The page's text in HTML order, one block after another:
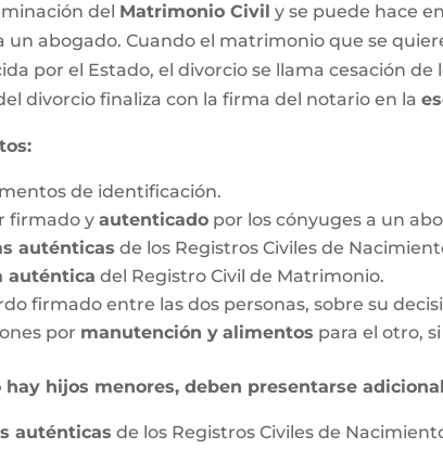
del Matrimonio Civil y se puede hace
un abogado. Cuando el matrimonio que se
por el Estado, el divorcio se llama cesación de
divorcio finaliza con la firma del notario en la
de identificación.
firmado yautenticado por los cónyuges a un
auténticas de los Registros Civiles de
auténtica del Registro Civil de Matrimonio.
firmado entre las dos personas, sobre su
por manutención y alimentos para el otro,
hay hijos menores, deben presentarse
auténticas de los Registros Civiles de